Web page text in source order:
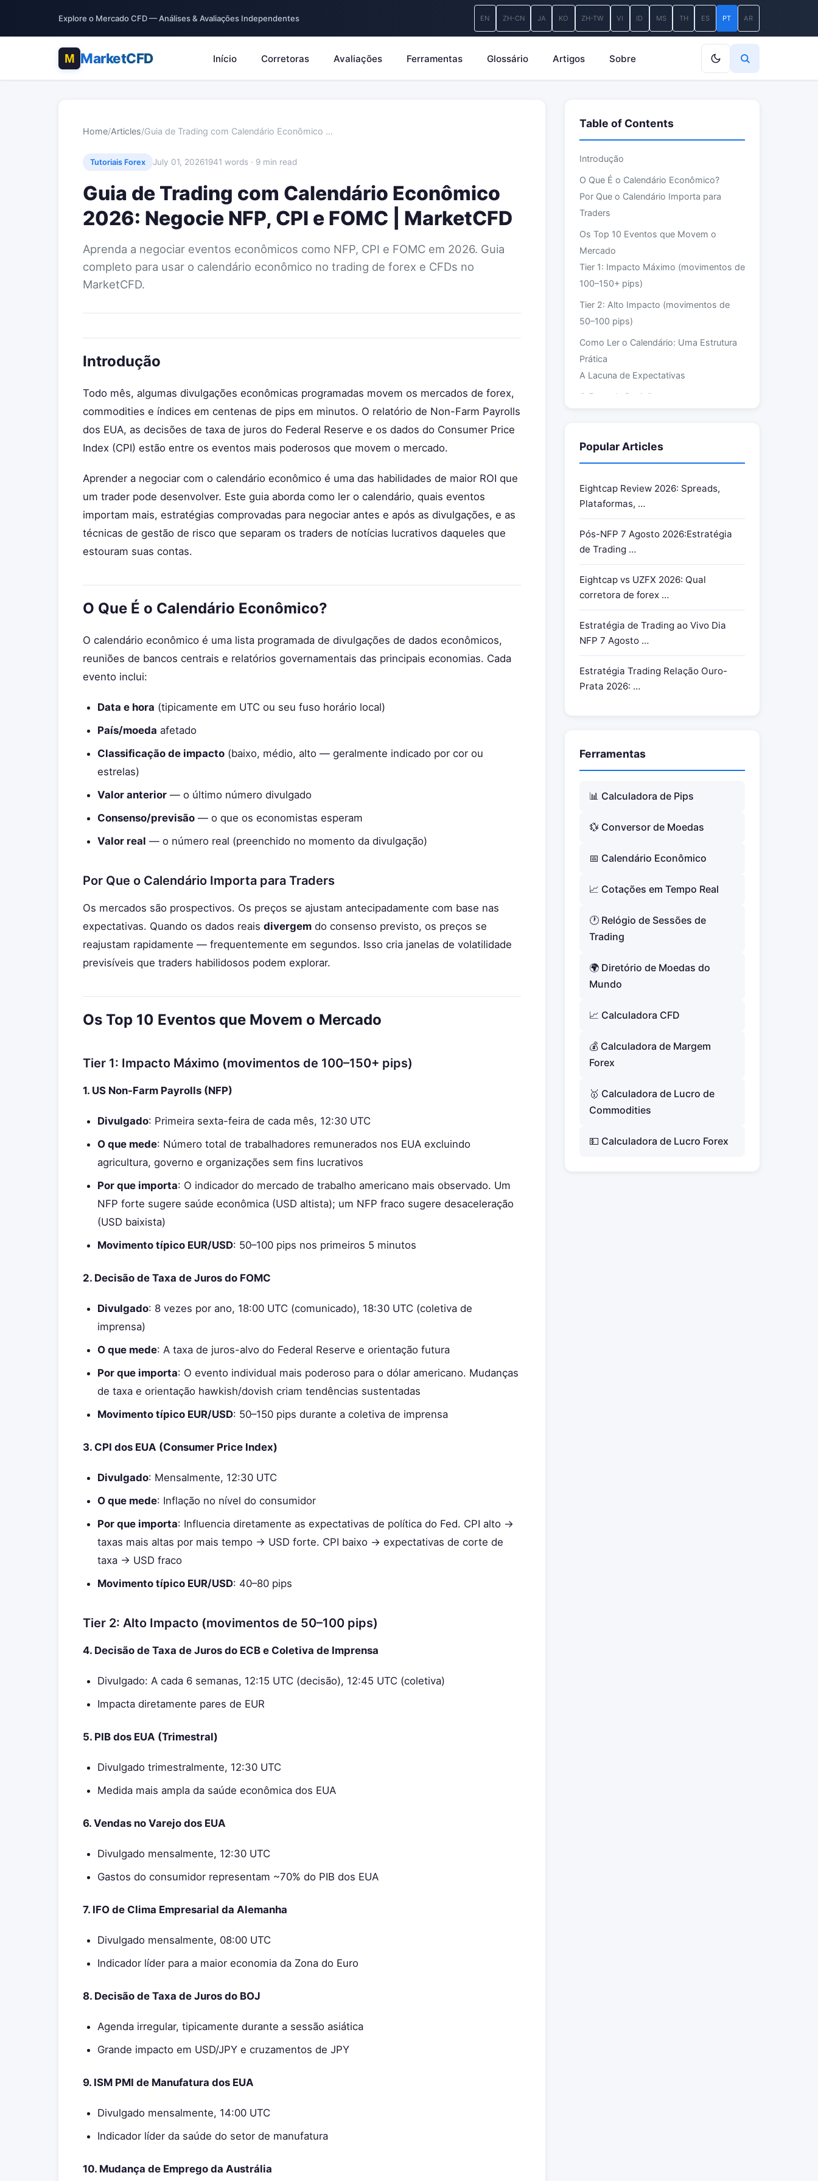
Explore o Mercado CFD — Análises & Avaliações Independentes EN ZH-CN JA KO ZH-TW VI ID MS TH ES PT AR
MarketCFD Início Corretoras Avaliações Ferramentas Glossário Artigos Sobre
Home/Articles/Guia de Trading com Calendário Econômico …
Tutoriais Forex July 01, 20261941 words · 9 min read
Guia de Trading com Calendário Econômico
2026: Negocie NFP, CPI e FOMC | MarketCFD
Aprenda a negociar eventos econômicos como NFP, CPI e FOMC em 2026. Guia
completo para usar o calendário econômico no trading de forex e CFDs no
MarketCFD.
Introdução
Todo mês, algumas divulgações econômicas programadas movem os mercados de forex,
commodities e índices em centenas de pips em minutos. O relatório de Non-Farm Payrolls
dos EUA, as decisões de taxa de juros do Federal Reserve e os dados do Consumer Price
Index (CPI) estão entre os eventos mais poderosos que movem o mercado.
Aprender a negociar com o calendário econômico é uma das habilidades de maior ROI que
um trader pode desenvolver. Este guia aborda como ler o calendário, quais eventos
importam mais, estratégias comprovadas para negociar antes e após as divulgações, e as
técnicas de gestão de risco que separam os traders de notícias lucrativos daqueles que
estouram suas contas.
O Que É o Calendário Econômico?
O calendário econômico é uma lista programada de divulgações de dados econômicos,
reuniões de bancos centrais e relatórios governamentais das principais economias. Cada
evento inclui:
Data e hora (tipicamente em UTC ou seu fuso horário local)
País/moeda afetado
Classificação de impacto (baixo, médio, alto — geralmente indicado por cor ou
estrelas)
Valor anterior — o último número divulgado
Consenso/previsão — o que os economistas esperam
Valor real — o número real (preenchido no momento da divulgação)
Por Que o Calendário Importa para Traders
Os mercados são prospectivos. Os preços se ajustam antecipadamente com base nas
expectativas. Quando os dados reais divergem do consenso previsto, os preços se
reajustam rapidamente — frequentemente em segundos. Isso cria janelas de volatilidade
previsíveis que traders habilidosos podem explorar.
Os Top 10 Eventos que Movem o Mercado
Tier 1: Impacto Máximo (movimentos de 100–150+ pips)
1. US Non-Farm Payrolls (NFP)
Divulgado: Primeira sexta-feira de cada mês, 12:30 UTC
O que mede: Número total de trabalhadores remunerados nos EUA excluindo
agricultura, governo e organizações sem fins lucrativos
Por que importa: O indicador do mercado de trabalho americano mais observado. Um
NFP forte sugere saúde econômica (USD altista); um NFP fraco sugere desaceleração
(USD baixista)
Movimento típico EUR/USD: 50–100 pips nos primeiros 5 minutos
2. Decisão de Taxa de Juros do FOMC
Divulgado: 8 vezes por ano, 18:00 UTC (comunicado), 18:30 UTC (coletiva de
imprensa)
O que mede: A taxa de juros-alvo do Federal Reserve e orientação futura
Por que importa: O evento individual mais poderoso para o dólar americano. Mudanças
de taxa e orientação hawkish/dovish criam tendências sustentadas
Movimento típico EUR/USD: 50–150 pips durante a coletiva de imprensa
3. CPI dos EUA (Consumer Price Index)
Divulgado: Mensalmente, 12:30 UTC
O que mede: Inflação no nível do consumidor
Por que importa: Influencia diretamente as expectativas de política do Fed. CPI alto →
taxas mais altas por mais tempo → USD forte. CPI baixo → expectativas de corte de
taxa → USD fraco
Movimento típico EUR/USD: 40–80 pips
Tier 2: Alto Impacto (movimentos de 50–100 pips)
4. Decisão de Taxa de Juros do ECB e Coletiva de Imprensa
Divulgado: A cada 6 semanas, 12:15 UTC (decisão), 12:45 UTC (coletiva)
Impacta diretamente pares de EUR
5. PIB dos EUA (Trimestral)
Divulgado trimestralmente, 12:30 UTC
Medida mais ampla da saúde econômica dos EUA
6. Vendas no Varejo dos EUA
Divulgado mensalmente, 12:30 UTC
Gastos do consumidor representam ~70% do PIB dos EUA
7. IFO de Clima Empresarial da Alemanha
Divulgado mensalmente, 08:00 UTC
Indicador líder para a maior economia da Zona do Euro
8. Decisão de Taxa de Juros do BOJ
Agenda irregular, tipicamente durante a sessão asiática
Grande impacto em USD/JPY e cruzamentos de JPY
9. ISM PMI de Manufatura dos EUA
Divulgado mensalmente, 14:00 UTC
Indicador líder da saúde do setor de manufatura
10. Mudança de Emprego da Austrália
Table of Contents
Introdução
O Que É o Calendário Econômico?
Por Que o Calendário Importa para
Traders
Os Top 10 Eventos que Movem o
Mercado
Tier 1: Impacto Máximo (movimentos de
100–150+ pips)
Tier 2: Alto Impacto (movimentos de
50–100 pips)
Como Ler o Calendário: Uma Estrutura
Prática
A Lacuna de Expectativas
O Fator de Revisão
Estratégia 1: O Straddle (Configuração
Estratégia 2: Esperar e Negociar (Pós-
Notícia)
Estratégia 3: O Fade (Contrário)
Gestão de Risco para Trading de
Lista de Verificação Pré-Evento
Eventos de Notícias
Consciência de Slippage
A Regra de “Não Negociar”
Construindo Sua Rotina com o
Revisão Diária Pré-Sessão (10 minutos)
Ferramentas e Recursos Recomendados
Erros Comuns no Trading com
Conclusão
Popular Articles
Eightcap Review 2026: Spreads,
Plataformas, …
Pós-NFP 7 Agosto 2026:Estratégia
de Trading …
Eightcap vs UZFX 2026: Qual
corretora de forex …
Estratégia de Trading ao Vivo Dia
NFP 7 Agosto …
Estratégia Trading Relação Ouro-
Prata 2026: …
Ferramentas
📊 Calculadora de Pips
💱 Conversor de Moedas
📅 Calendário Econômico
📈 Cotações em Tempo Real
🕐 Relógio de Sessões de
Trading
🌍 Diretório de Moedas do
Mundo
📈 Calculadora CFD
💰 Calculadora de Margem
Forex
🥇 Calculadora de Lucro de
Commodities
💵 Calculadora de Lucro Forex